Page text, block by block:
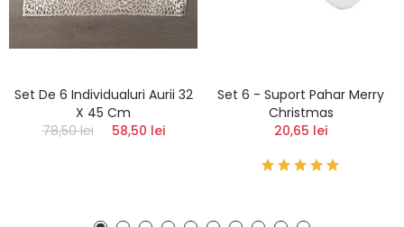
Set De 6 Individualuri Aurii 32
X 45 Cm
78,50 lei
58,50 lei
Set 6 - Suport Pahar Merry
Christmas
20,65 lei